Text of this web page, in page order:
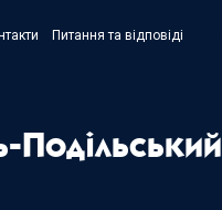
Питання та відповіді
Подільський